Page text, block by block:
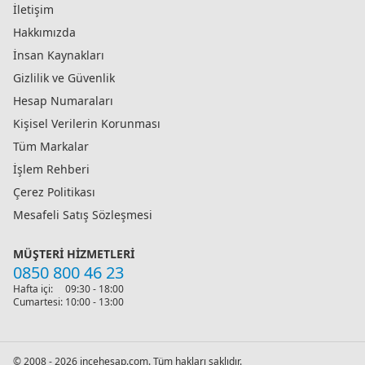
İletişim
Hakkımızda
İnsan Kaynakları
Gizlilik ve Güvenlik
Hesap Numaraları
Kişisel Verilerin Korunması
Tüm Markalar
İşlem Rehberi
Çerez Politikası
Mesafeli Satış Sözleşmesi
MÜŞTERI HIZMETLERI
0850 800 46 23
Hafta içi:
09:30 - 18:00
Cumartesi: 10:00 - 13:00
© 2008 - 2026 incehesap.com. Tüm hakları saklıdır.